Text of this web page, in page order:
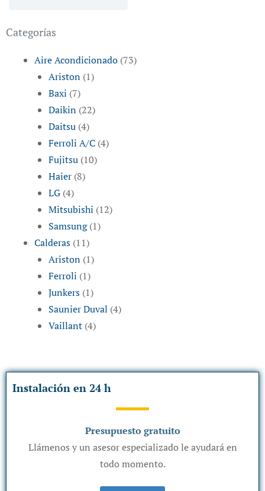
Categorías
Aire Acondicionado (73)
Ariston (1)
Baxi (7)
Daikin (22)
Daitsu (4)
Ferroli A/C (4)
Fujitsu (10)
Haier (8)
LG (4)
Mitsubishi (12)
Samsung (1)
Calderas (11)
Ariston (1)
Ferroli (1)
Junkers (1)
Saunier Duval (4)
Vaillant (4)
Instalación en 24 h
Presupuesto gratuito
Llámenos y un asesor especializado le ayudará en
todo momento.